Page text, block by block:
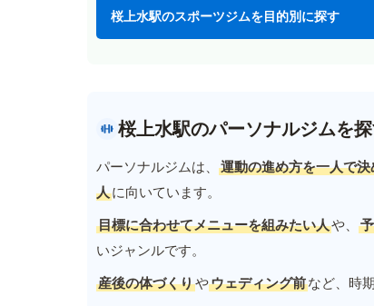
桜上水駅のスポーツジムを目的別に探す
桜上水駅のパーソナルジムを
パーソナルジムは、 運動の進め方を一人で
人に向いています。
目標に合わせてメニューを組みたい人や、
いジャンルです。
産後の体づくりやウェディング前など、時